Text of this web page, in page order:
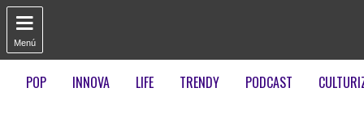

Menú
POP INNOVA LIFE TRENDY PODCAST